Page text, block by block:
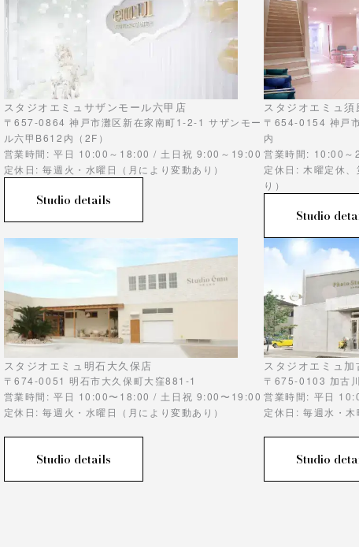
スタジオエミュサザンモール六甲店
〒657-0864 神戸市灘区新在家南町1-2-1 サザンモー
ル六甲B612内（2F）
営業時間: 平日 10:00～18:00 / 土日祝 9:00～19:00
定休日: 毎週火・水曜日（月により変動あり）
Studio details
スタジオエミュ須
〒654-0154 神戸
内
営業時間: 10:00～
定休日: 木曜定休
り）
Studio
スタジオエミュ明石大久保店
〒674-0051 明石市大久保町大窪881-1
営業時間: 平日 10:00〜18:00 / 土日祝 9:00〜19:00
定休日: 毎週火・水曜日（月により変動あり）
Studio details
スタジオエミュ加
〒675-0103 加古
営業時間: 平日
定休日: 毎週水・木
Studio